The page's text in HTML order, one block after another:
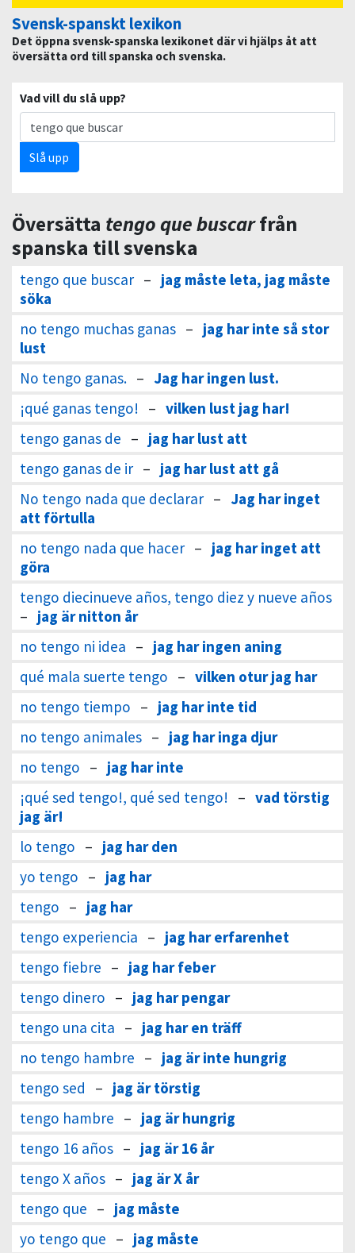
Svensk-spanskt lexikon
Det öppna svensk-spanska lexikonet där vi hjälps åt att
översätta ord till spanska och svenska.
Vad vill du slå upp?
Slå upp
Översätta tengo que buscarfrån
spanska till svenska
tengo que buscar – jag måste leta, jag måste
söka
no tengo muchas ganas – jag har inte så stor
lust
No tengo ganas. – Jag har ingen lust.
¡qué ganas tengo! – vilken lust jag har!
tengo ganas de – jag har lust att
tengo ganas de ir – jag har lust att gå
No tengo nada que declarar – Jag har inget
att förtulla
no tengo nada que hacer – jag har inget att
göra
tengo diecinueve años, tengo diez y nueve años
– jag är nitton år
no tengo ni idea – jag har ingen aning
qué mala suerte tengo – vilken otur jag har
no tengo tiempo – jag har inte tid
no tengo animales – jag har inga djur
no tengo – jag har inte
¡qué sed tengo!, qué sed tengo! – vad törstig
jag är!
lo tengo – jag har den
yo tengo – jag har
tengo – jag har
tengo experiencia – jag har erfarenhet
tengo fiebre – jag har feber
tengo dinero – jag har pengar
tengo una cita – jag har en träff
no tengo hambre – jag är inte hungrig
tengo sed
– jag är törstig
tengo hambre – jag är hungrig
tengo 16 años – jag är 16 år
tengo X años – jag är X år
tengo que – jag måste
yo tengo que – jag måste